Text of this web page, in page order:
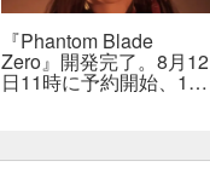
『Phantom Blade
Zero』開発完了。8月12
日11時に予約開始、11